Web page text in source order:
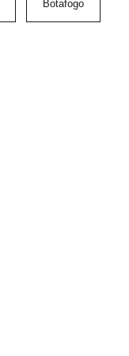
Botafogo